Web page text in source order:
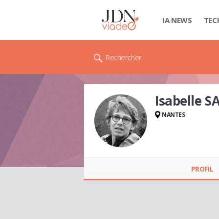
IA NEWS
Rechercher
Isabelle
NANTES
PROFIL